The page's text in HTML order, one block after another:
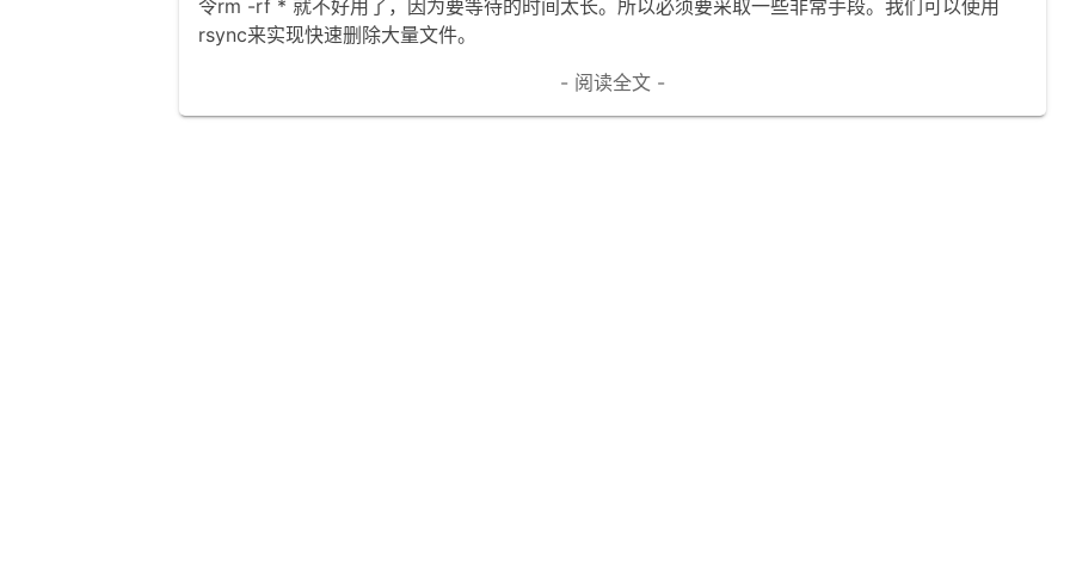
令rm -rf * 就不好用了，因为要等待的时间太长。所以必须要采取一些非常手段。我们可以使用
rsync来实现快速删除大量文件。
- 阅读全文 -